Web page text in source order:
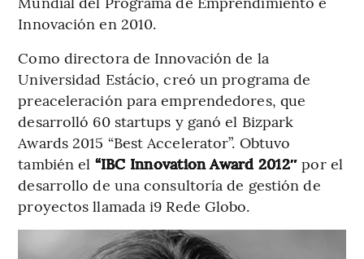
Innovación en 2010.
Como directora de Innovación de la
Universidad Estácio, creó un programa de
preaceleración para emprendedores, que
desarrolló 60 startups y ganó el Bizpark
Awards 2015 “Best Accelerator”. Obtuvo
también el “IBC Innovation Award 2012″por el
desarrollo de una consultoría de gestión de
proyectos llamada i9 Rede Globo.